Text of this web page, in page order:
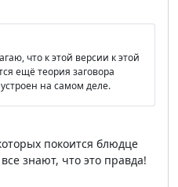
что к этой версии к этой
ещё теория заговора
на самом деле.
покоится блюдце
знают, что это правда!